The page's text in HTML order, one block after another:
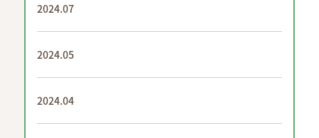
2024.07
2024.05
2024.04